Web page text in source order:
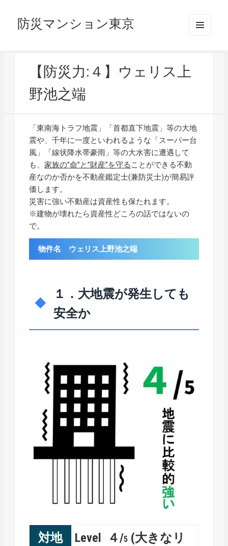
防災マンション東京
【防災力:４】ウェリス上
野池之端
「東南海トラフ地震」「首都直下地震」等の大地
震や、千年に一度といわれるような「スーパー台
風」「線状降水帯豪雨」等の大水害に遭遇して
も、家族の”命”と”財産”を守る ことができる不動
産なのか否かを不動産鑑定士(兼防災士)が簡易評
価します。
災害に強い不動産は資産性も保たれます。
※建物が壊れたら資産性どころの話ではないの
で。
物件名 ウェリス上野池之端
１．大地震が発生しても
安全か
対地
Level ４/5 (大きなリ